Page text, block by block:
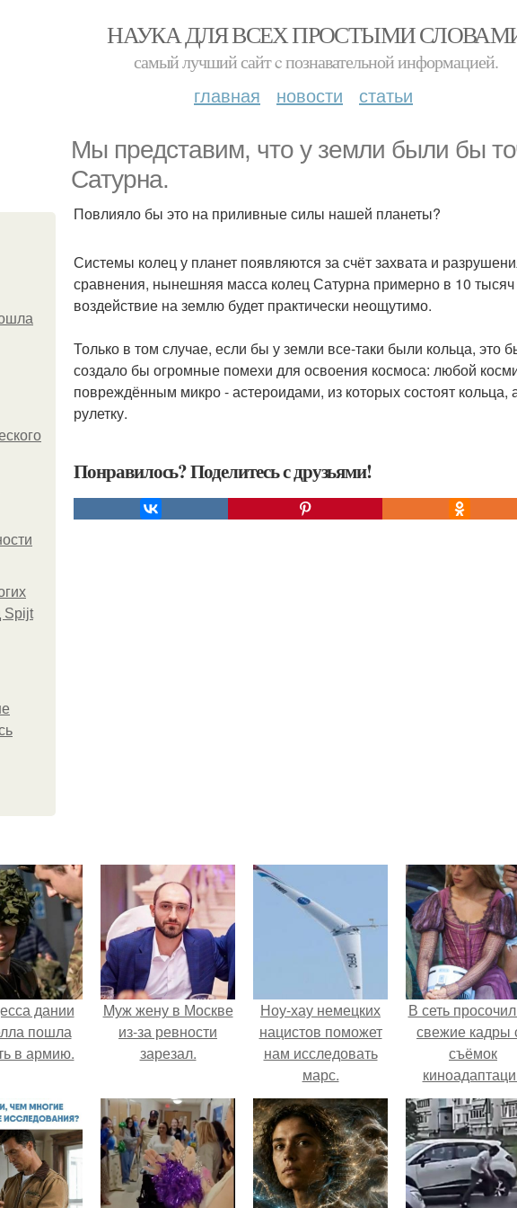
НАУКА ДЛЯ ВСЕХ ПРОСТЫМИ
самый лучший сайт c познавательной информацией.
главная новости статьи
Мы представим, что у земли были бы
Сатурна.
Spijt
Повлияло бы это на приливные силы нашей планеты?
Системы колец у планет появляются за счёт захвата и
сравнения, нынешняя масса колец Сатурна примерно в 10
воздействие на землю будет практически неощутимо.
Только в том случае, если бы у земли все-таки были кольца,
создало бы огромные помехи для освоения космоса: любой
повреждённым микро - астероидами, из которых состоят
рулетку.
Понравилось? Поделитесь с друзьями!
дании
пошла
в армию.
Mуж жену в Москве
из-за ревности
зарезал.
Ноу-хау немецких
нацистов поможет
нам исследовать
марс.
В сеть
свежие кадры
съёмок
"Рапунцель", и
внимание
моментально
оказалось
приковано к